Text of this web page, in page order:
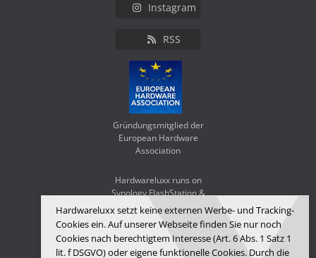
Hardwareluxx setzt keine externen Werbe- und Tracking-
Cookies ein. Auf unserer Webseite finden Sie nur noch
Cookies nach berechtigtem Interesse (Art. 6 Abs. 1 Satz 1
lit. f DSGVO) oder eigene funktionelle Cookies. Durch die
Instagram
RSS
Gründungsmitglied der
European Hardware
Association
Hardwareluxx runs on
Synology FlashStation &
WD Red SA500